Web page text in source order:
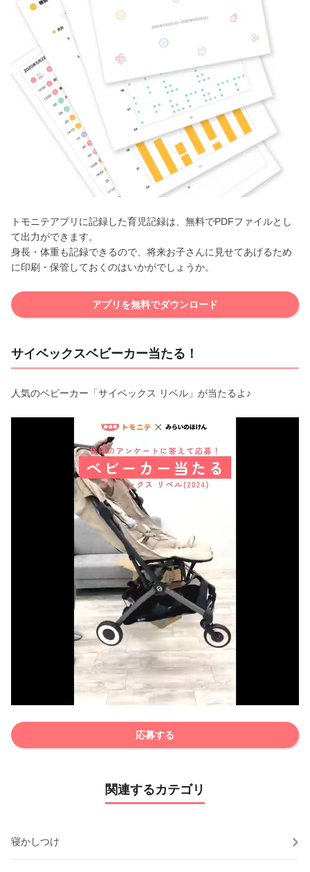
トモニテアプリに記録した育児記録は、無料でPDFファイルとし
て出力ができます。
身長・体重も記録できるので、将来お子さんに見せてあげるため
に印刷・保管しておくのはいかがでしょうか。
アプリを無料でダウンロード
サイベックスベビーカー当たる！
人気のベビーカー「サイベックス リベル」が当たるよ♪
応募する
関連するカテゴリ
寝かしつけ